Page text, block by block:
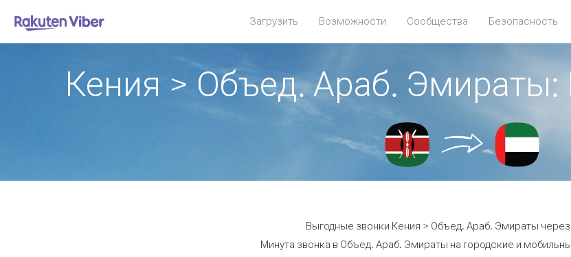
Загрузить Возможности Сообщества Безопасность
Кения > Объед. Араб.
Выгодные звонки Кения > Объед. Араб. Эмираты
Минута звонка в Объед. Араб. Эмираты на городские и